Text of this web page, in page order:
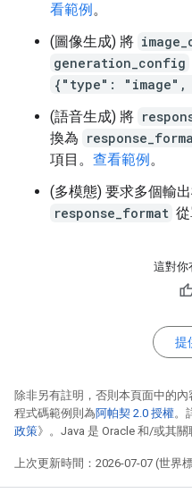
看範例。
(圖像生成) 將
generation_config
{"type":
(語音生成) 將
換為
項目。 查看範例。
(多模態) 要求多個輸
response_format
這對你
提
除非另有註明，否則本頁面中的內
程式碼範例則為阿帕契 2.0 授權。
政策》。Java 是 Oracle 和/或其關
上次更新時間：2026-07-07 (世界